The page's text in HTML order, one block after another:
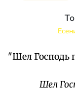
"Шел Господь
Шел